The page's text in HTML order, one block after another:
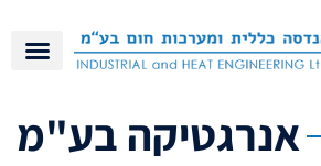
אנרגטיקה בע"מ